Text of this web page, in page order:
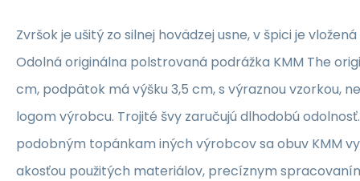
Zvršok je ušitý zo silnej hovädzej usne, v špici je
Odolná originálna polstrovaná podrážka KMM The
cm, podpätok má výšku 3,5 cm, s výraznou vzorkou,
logom výrobcu. Trojité švy zaručujú dlhodobú odolnosť.
podobným topánkam iných výrobcov sa obuv KMM
akosťou použitých materiálov, precíznym